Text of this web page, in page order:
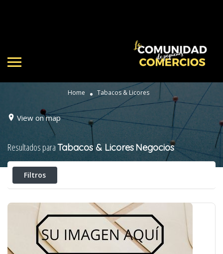
Home Tabacos & Licores
View on map
Resultados paraTabacos & LicoresNegocios
Filtros